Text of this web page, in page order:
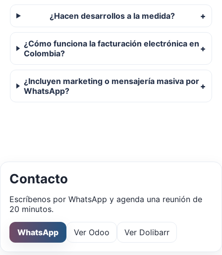
¿Hacen desarrollos a la medida?
¿Cómo funciona la facturación electrónica en
Colombia?
¿Incluyen marketing o mensajería masiva por
WhatsApp?
Contacto
Escríbenos por WhatsApp y agenda una reunión de
20 minutos.
WhatsApp Ver Odoo Ver Dolibarr